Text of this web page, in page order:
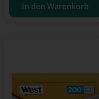
In den Warenkorb